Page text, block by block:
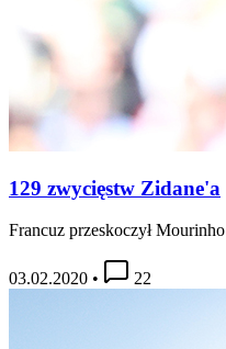
129 zwycięstw Zidane'a
Francuz przeskoczył Mourinho
03.02.2020 • 22